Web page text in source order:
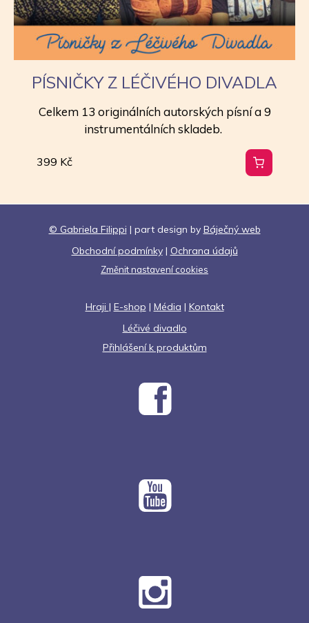
PÍSNIČKY Z LÉČIVÉHO DIVADLA
Celkem 13 originálních autorských písní a 9
instrumentálních skladeb.
399 Kč
© Gabriela Filippi | part design by Báječný web
Obchodní podmínky| Ochrana údajů
Změnit nastavení cookies
Hraji | E-shop | Média | Kontakt
Léčivé divadlo
Přihlášení k produktům